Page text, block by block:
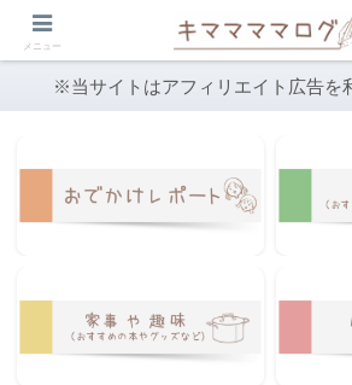
※当サイトはアフィリエイト広告を
メニュー